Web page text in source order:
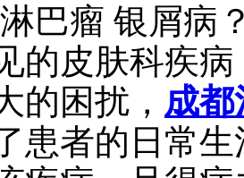
巴瘤 银屑病
的皮肤科疾
的困扰， 成
患者的日常